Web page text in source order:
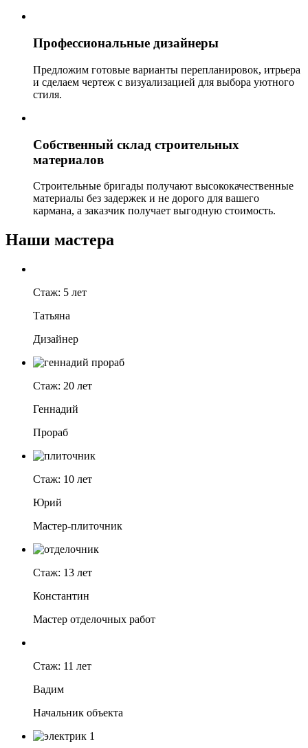
Профессиональные дизайнеры
Предложим готовые варианты перепланировок, итрьера
и сделаем чертеж с визуализацией для выбора уютного
стиля.
Собственный склад строительных
материалов
Строительные бригады получают высококачественные
материалы без задержек и не дорого для вашего
кармана, а заказчик получает выгодную стоимость.
Наши мастера
Стаж: 5 лет
Татьяна
Дизайнер
Стаж: 20 лет
Геннадий
Прораб
Стаж: 10 лет
Юрий
Мастер-плиточник
Стаж: 13 лет
Константин
Мастер отделочных работ
Стаж: 11 лет
Вадим
Начальник объекта